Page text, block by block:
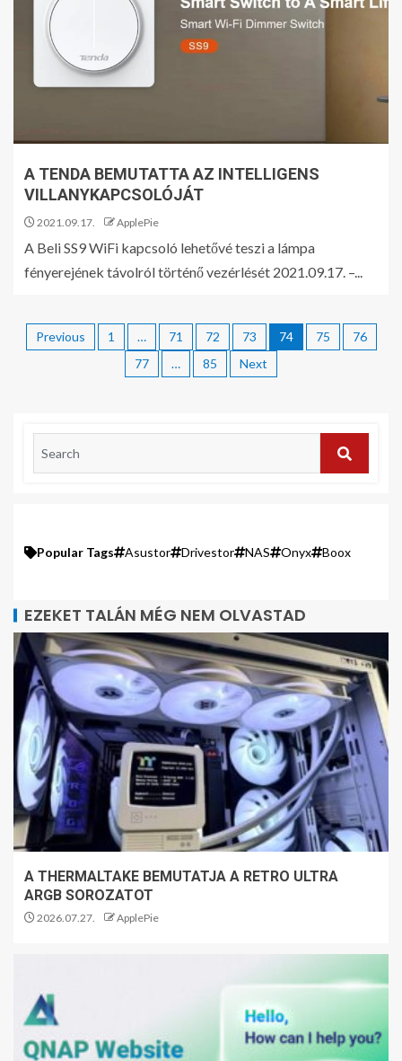
A TENDA BEMUTATTA AZ INTELLIGENS
VILLANYKAPCSOLÓJÁT
2021.09.17. ApplePie
A Beli SS9 WiFi kapcsoló lehetővé teszi a lámpa
fényerejének távolról történő vezérlését 2021.09.17. –...
Previous 1 … 71 72 73 74 75
76
77
… 85 Next
Popular Tags Asustor Drivestor NAS Onyx Boox
EZEKET TALÁN MÉG NEM OLVASTAD
A THERMALTAKE BEMUTATJA A RETRO ULTRA
ARGB SOROZATOT
2026.07.27. ApplePie